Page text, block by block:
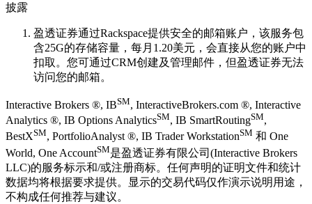
披露
盈透证券通过Rackspace提供安全的邮箱账户，该服务包
含25G的存储容量，每月1.20美元，会直接从您的账户中
扣取。您可通过CRM创建及管理邮件，但盈透证券无法
访问您的邮箱。
Interactive Brokers ®, IBSM, InteractiveBrokers.com ®, Interactive
Analytics ®, IB Options AnalyticsSM, IB SmartRoutingSM,
BestXSM, PortfolioAnalyst ®, IB Trader WorkstationSM 和 One
World, One AccountSM是盈透证券有限公司(Interactive Brokers
LLC)的服务标示和/或注册商标。任何声明的证明文件和统计
数据均将根据要求提供。显示的交易代码仅作演示说明用途，
不构成任何推荐与建议。